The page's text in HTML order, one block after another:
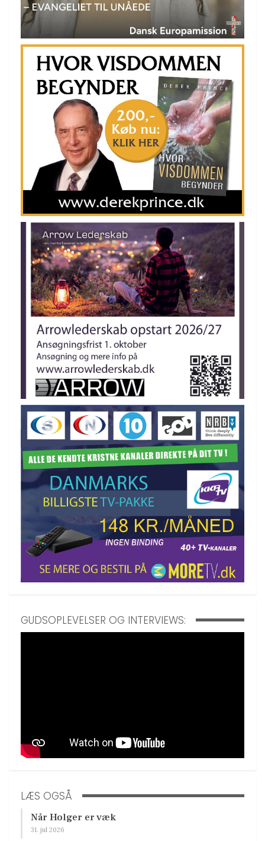
GUDSOPLEVELSER OG INTERVIEWS:
LÆS OGSÅ
Når Holger er væk
31. jul 2026